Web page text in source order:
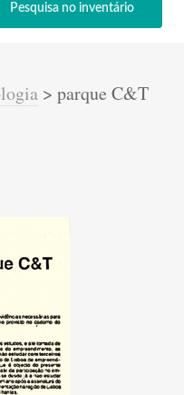
Pesquisa no inventário
>parque C&T